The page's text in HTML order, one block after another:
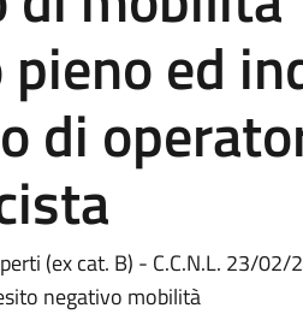
ed
di
(ex cat. B) - C.C.N.L. 23/
negativo mobilità